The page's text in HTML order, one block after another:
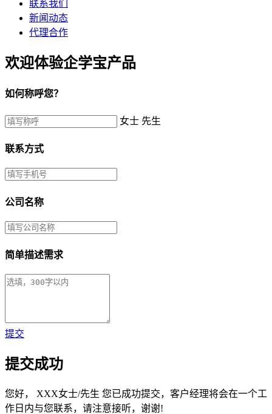
联系我们
新闻动态
代理合作
欢迎体验企学宝产品
如何称呼您？
女士 先生
联系方式
公司名称
简单描述需求
提交
提交成功
您好， XXX女士/先生 您已成功提交，客户经理将会在一个工
作日内与您联系，请注意接听，谢谢!